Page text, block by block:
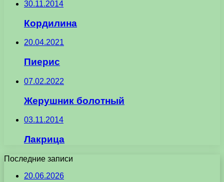
30.11.2014
Кордилина
20.04.2021
Пиерис
07.02.2022
Жерушник болотный
03.11.2014
Лакрица
Последние записи
20.06.2026